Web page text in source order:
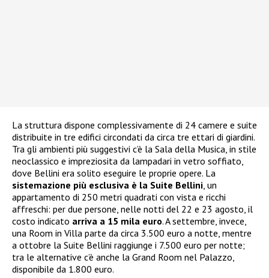
La struttura dispone complessivamente di 24 camere e suite
distribuite in tre edifici circondati da circa tre ettari di giardini.
Tra gli ambienti più suggestivi c’è la Sala della Musica, in stile
neoclassico e impreziosita da lampadari in vetro soffiato,
dove Bellini era solito eseguire le proprie opere. La
sistemazione più esclusiva è la Suite Bellini , un
appartamento di 250 metri quadrati con vista e ricchi
affreschi: per due persone, nelle notti del 22 e 23 agosto, il
costo indicato arriva a 15 mila euro. A settembre, invece,
una Room in Villa parte da circa 3.500 euro a notte, mentre
a ottobre la Suite Bellini raggiunge i 7.500 euro per notte;
tra le alternative c’è anche la Grand Room nel Palazzo,
disponibile da 1.800 euro.